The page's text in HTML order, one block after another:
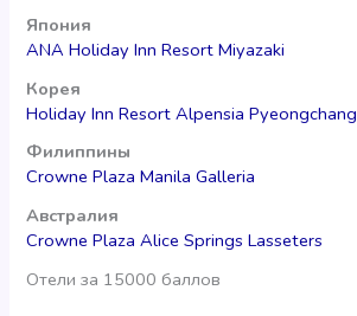
Япония
ANA Holiday Inn Resort Miyazaki
Корея
Holiday Inn Resort Alpensia Pyeongchang
Филиппины
Crowne Plaza Manila Galleria
Австралия
Crowne Plaza Alice Springs Lasseters
Отели за 15000 баллов